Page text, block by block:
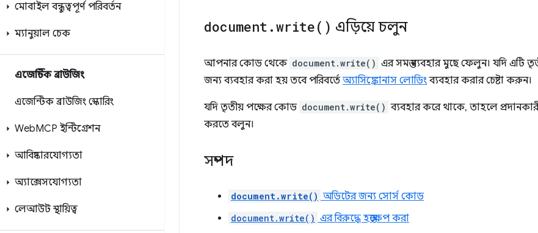
মোবাইল বন্ধুত্বপূর্ণ পরিবর্তন
ম্যানুয়াল চেক
এজেন্টিক ব্রাউজিং
এজেন্টিক ব্রাউজিং স্কোরিং
WebMCP ইন্টিগ্রেশন
আবিষ্কারযোগ্যতা
অ্যাক্সেসযোগ্যতা
লেআউট স্থায়িত্ব
document .write( ) এড়িয়ে চলুন
আপনার কোড থেকে document.write() এর সমস্ত ব্যবহার মুছে ফেলুন। যদি এটি
জন্য ব্যবহার করা হয় তবে পরিবর্তে অ্যাসিঙ্ক্রোনাস লোডিংব্যবহার করার চেষ্টা করুন।
যদি তৃতীয় পক্ষের কোড document.write() ব্যবহার করে থাকে, তাহলে
করতে বলুন।
সম্পদ
document.write() অডিটের জন্য সোর্স কোড
document.write() এর বিরুদ্ধে হস্তক্ষেপ করা